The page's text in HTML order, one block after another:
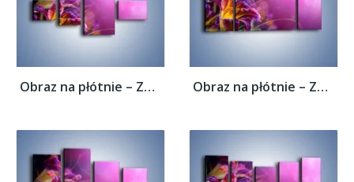
Obraz na płótnie – Zaczarowany kwiat –... Obraz na płótnie – Zaczarowany kwiat –...